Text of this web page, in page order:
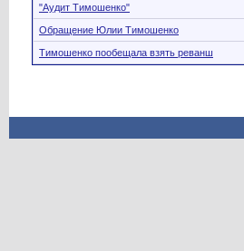
"Аудит Тимошенко"
Обращение Юлии Тимошенко
Тимошенко пообещала взять реванш